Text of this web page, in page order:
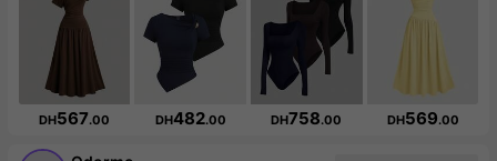
DH567.00 DH482.00 DH758.00 DH569.00